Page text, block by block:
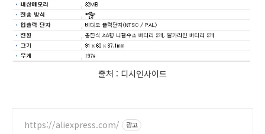
출처 : 디시인사이드
https://aliexpress.com/ 광고